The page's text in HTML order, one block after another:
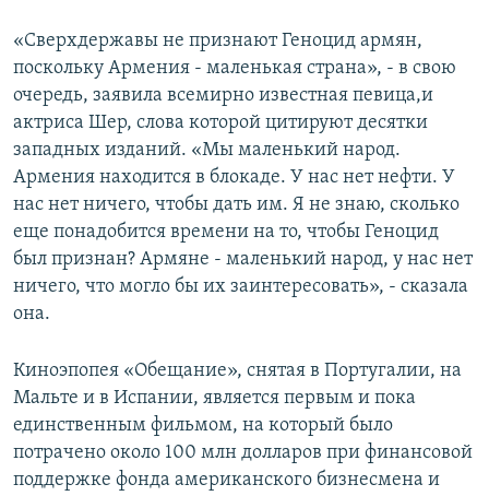
«Сверхдержавы не признают Геноцид армян,
поскольку Армения - маленькая страна», - в свою
очередь, заявила всемирно известная певица,и
актриса Шер, слова которой цитируют десятки
западных изданий. «Мы маленький народ.
Армения находится в блокаде. У нас нет нефти. У
нас нет ничего, чтобы дать им. Я не знаю, сколько
еще понадобится времени на то, чтобы Геноцид
был признан? Армяне - маленький народ, у нас нет
ничего, что могло бы их заинтересовать», - сказала
она.
Киноэпопея «Обещание», снятая в Португалии, на
Мальте и в Испании, является первым и пока
единственным фильмом, на который было
потрачено около 100 млн долларов при финансовой
поддержке фонда американского бизнесмена и